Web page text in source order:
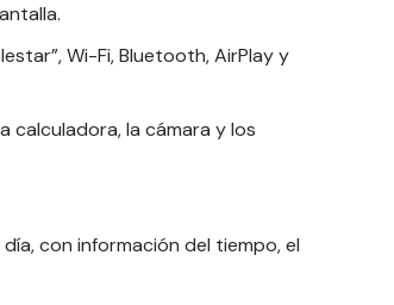
Wi-Fi, Bluetooth, AirPlay y
calculadora, la cámara y los
con información del tiempo, el